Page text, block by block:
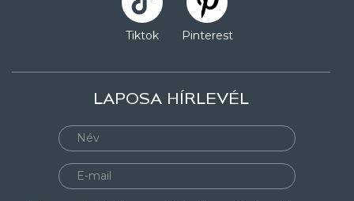
Tiktok Pinterest
LAPOSA HÍRLEVÉL